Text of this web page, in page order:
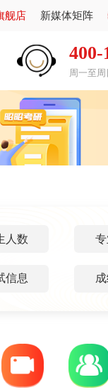
舰店 新媒体矩阵
400-
周一至
人数
信息